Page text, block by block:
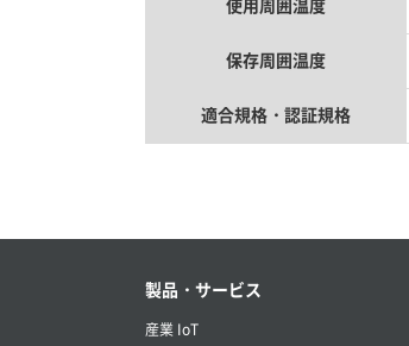
使用周囲温度
保存周囲温度
適合規格・認証規格
製品・サービス
産業 IoT